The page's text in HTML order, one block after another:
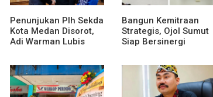
Penunjukan Plh Sekda
Kota Medan Disorot,
Adi Warman Lubis
Komitmen terhadap
Sistem Merit
Bangun Kemitraan
Strategis, Ojol Sumut
Siap Bersinergi
Lingkungan yang
Tertib dan Kondusif